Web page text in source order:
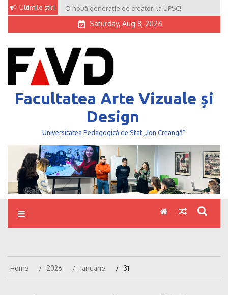
Skip
Ultimile știri O nouă generație de creatori la UPSC!
Saturday, Aug 8, 2026
Facultatea Arte Vizuale și
Design
Universitatea Pedagogică de Stat „Ion Creangă”
Home 2026 Ianuarie 31